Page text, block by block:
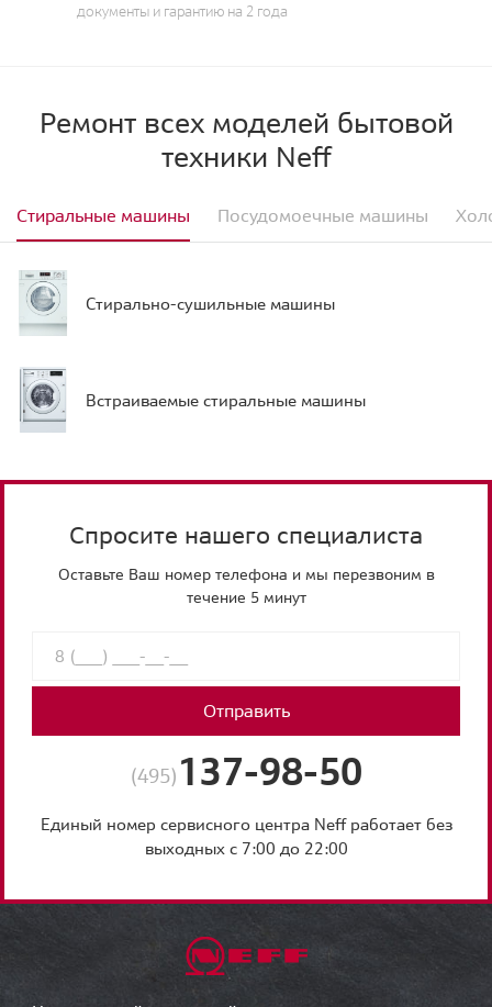
документы и гарантию на 2 года
Ремонт всех моделей бытовой
техники Neff
Стиральные машины Посудомоечные машины
Стирально-сушильные машины
Встраиваемые стиральные машины
Спросите нашего специалиста
Оставьте Ваш номер телефона и мы перезвоним в
течение 5 минут
Отправить
(495) 137-98-50
Единый номер сервисного центра Neff работает без
выходных с 7:00 до 22:00